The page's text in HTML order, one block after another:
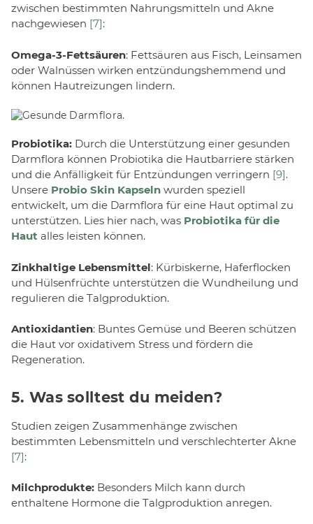
zwischen bestimmten Nahrungsmitteln und Akne
nachgewiesen [7]:
Omega-3-Fettsäuren: Fettsäuren aus Fisch, Leinsamen
oder Walnüssen wirken entzündungshemmend und
können Hautreizungen lindern.
Probiotika: Durch die Unterstützung einer gesunden
Darmflora können Probiotika die Hautbarriere stärken
und die Anfälligkeit für Entzündungen verringern [9].
Unsere Probio Skin Kapseln wurden speziell
entwickelt, um die Darmflora für eine Haut optimal zu
unterstützen. Lies hier nach, was Probiotika für die
Haut alles leisten können.
Zinkhaltige Lebensmittel: Kürbiskerne, Haferflocken
und Hülsenfrüchte unterstützen die Wundheilung und
regulieren die Talgproduktion.
Antioxidantien: Buntes Gemüse und Beeren schützen
die Haut vor oxidativem Stress und fördern die
Regeneration.
5. Was solltest du meiden?
Studien zeigen Zusammenhänge zwischen
bestimmten Lebensmitteln und verschlechterter Akne
[7]:
Milchprodukte: Besonders Milch kann durch
enthaltene Hormone die Talgproduktion anregen.